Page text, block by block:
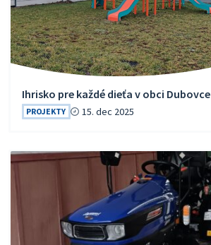
Ihrisko pre každé dieťa v obci Dubovce
PROJEKTY 15. dec 2025